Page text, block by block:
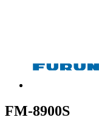
FM-8900S